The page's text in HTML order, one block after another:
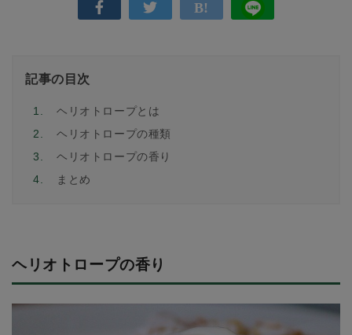
記事の目次
1.
ヘリオトロープとは
2.
ヘリオトロープの種類
3.
ヘリオトロープの香り
4.
まとめ
ヘリオトロープの香り